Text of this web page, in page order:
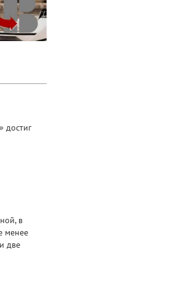
достиг
в
менее
две